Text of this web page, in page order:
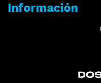
Información